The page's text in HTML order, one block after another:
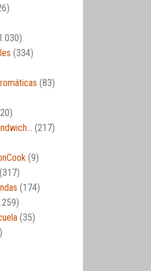
(334)
(83)
(217)
(9)
(317)
(174)
(35)